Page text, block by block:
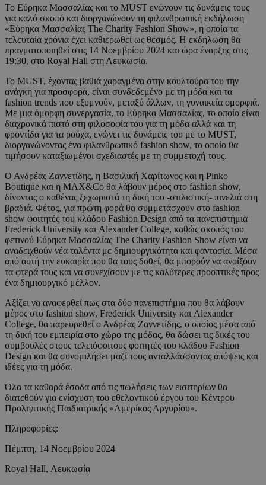
Το Εύρηκα Μασσαλίας και το MUST ενώνουν τις δυνάμεις τους
για καλό σκοπό και διοργανώνουν τη φιλανθρωπική εκδήλωση
«Εύρηκα Μασσαλίας The Charity Fashion Show», η οποία τα
τελευταία χρόνια έχει καθιερωθεί ως θεσμός. Η εκδήλωση θα
πραγματοποιηθεί στις 14 Νοεμβρίου 2024 και ώρα έναρξης στις
19:30, στο Royal Hall στη Λευκωσία.
Το MUST, έχοντας βαθιά χαραγμένα στην κουλτούρα του την
ανάγκη για προσφορά, είναι συνδεδεμένο με τη μόδα και τα
fashion trends που εξυμνούν, μεταξύ άλλων, τη γυναικεία ομορφιά.
Με μια όμορφη συνεργασία, το Εύρηκα Μασσαλίας, το οποίο είναι
διαχρονικά πιστό στη φιλοσοφία του για τη μόδα αλλά και τη
φροντίδα για τα ρούχα, ενώνει τις δυνάμεις του με το MUST,
διοργανώνοντας ένα φιλανθρωπικό fashion show, το οποίο θα
τιμήσουν καταξιωμένοι σχεδιαστές με τη συμμετοχή τους.
Ο Ανδρέας Ζαννετίδης, η Βασιλική Χαρίτωνος και η Pinko
Boutique και η MAX&Co θα λάβουν μέρος στο fashion show,
δίνοντας ο καθένας ξεχωριστά τη δική του -στιλιστική- πινελιά στη
βραδιά. Φέτος, για πρώτη φορά θα συμμετάσχουν στο fashion
show φοιτητές του κλάδου Fashion Design από τα πανεπιστήμια
Frederick University και Alexander College, καθώς σκοπός του
φετινού Εύρηκα Μασσαλίας The Charity Fashion Show είναι να
αναδειχθούν νέα ταλέντα με δημιουργικότητα και φαντασία. Μέσα
από αυτή την ευκαιρία που θα τους δοθεί, θα μπορούν να ανοίξουν
τα φτερά τους και να συνεχίσουν με τις καλύτερες προοπτικές προς
ένα δημιουργικό μέλλον.
Αξίζει να αναφερθεί πως στα δύο πανεπιστήμια που θα λάβουν
μέρος στο fashion show, Frederick University και Alexander
College, θα παρευρεθεί ο Ανδρέας Ζαννετίδης, ο οποίος μέσα από
τη δική του εμπειρία στο χώρο της μόδας, θα δώσει τις δικές του
συμβουλές στους τελειόφοιτους φοιτητές του κλάδου Fashion
Design και θα συνομιλήσει μαζί τους ανταλλάσσοντας απόψεις και
ιδέες για τη μόδα.
Όλα τα καθαρά έσοδα από τις πωλήσεις των εισιτηρίων θα
διατεθούν για ενίσχυση του εθελοντικού έργου του Κέντρου
Προληπτικής Παιδιατρικής «Αμερίκος Αργυρίου».
Πληροφορίες:
Πέμπτη, 14 Νοεμβρίου 2024
Royal Hall, Λευκωσία